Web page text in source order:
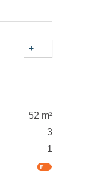
+
52 m²
3
1